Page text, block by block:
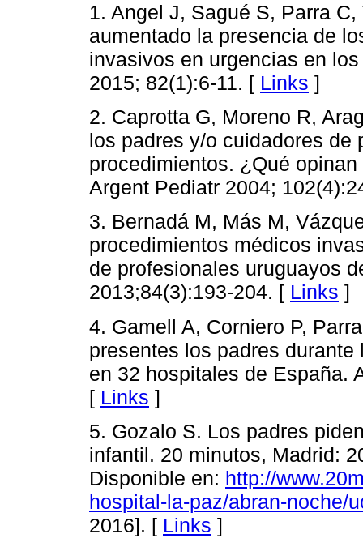
1. Angel J, Sagué S, Parra
aumentado la presencia de
invasivos en urgencias en
2015; 82(1):6-11. [ Links ]
2. Caprotta G, Moreno R,
los padres y/o cuidadores de
procedimientos. ¿Qué
Argent Pediatr 2004;
3. Bernadá M, Más M,
procedimientos médicos
de profesionales uruguayos
2013;84(3):193-204. [ Links ]
4. Gamell A, Corniero P,
presentes los padres
en 32 hospitales de España.
[ Links ]
5. Gozalo S. Los padres
infantil. 20 minutos, Madrid:
Disponible en: http://
hospital-la-paz/abran-noche/
2016]. [ Links ]